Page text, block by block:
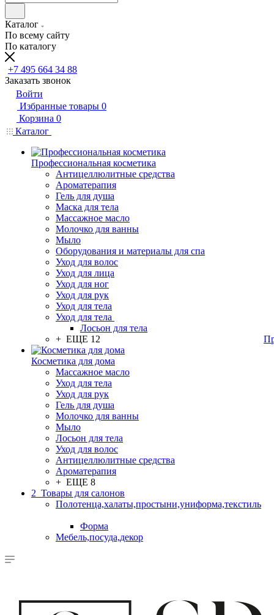
Каталог
По всему сайту
По каталогу
+7 495 664 34 88
Заказать звонок
Войти
Избранные товары 0
Корзина 0
Каталог
Профессиональная косметика
Антицеллюлитные средства
Ароматерапия
Гель для душа
Маска для тела
Массажное масло
Молочко для ванны
Мыло
Оборудования и материалы для спа
Уход для волос
Уход для лица
Уход для ног
Уход для рук
Уход для тела
Уход для тела
Лосьон для тела
+ ЕЩЕ 12
Косметика для дома
Массажное масло
Уход для тела
Уход для рук
Гель для душа
Молочко для ванны
Мыло
Лосьон для тела
Уход для волос
Антицеллюлитные средства
Ароматерапия
+ ЕЩЕ 8
2_Товары для салонов
Полотенца,халаты,простыни,униформа,текстиль
Форма
Мебель,посуда,декор